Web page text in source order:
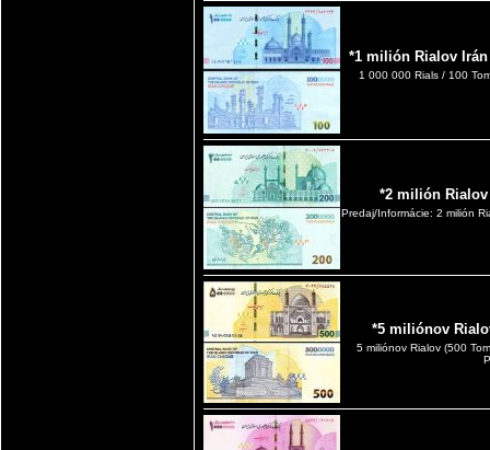
*1 milión Rialov Irán
1 000 000 Rials / 100
*2 milión Rialov
Predaj/Informácie: 2 milión
*5 miliónov
5 miliónov Rialov (500